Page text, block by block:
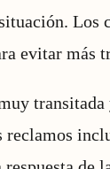
Los
evitar más